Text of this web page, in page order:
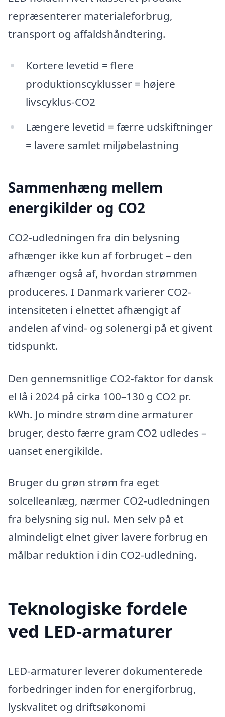
repræsenterer materialeforbrug,
transport og affaldshåndtering.
Kortere levetid = flere
produktionscyklusser = højere
livscyklus-CO2
Længere levetid = færre udskiftninger
= lavere samlet miljøbelastning
Sammenhæng mellem
energikilder og CO2
CO2-udledningen fra din belysning
afhænger ikke kun af forbruget – den
afhænger også af, hvordan strømmen
produceres. I Danmark varierer CO2-
intensiteten i elnettet afhængigt af
andelen af vind- og solenergi på et givent
tidspunkt.
Den gennemsnitlige CO2-faktor for dansk
el lå i 2024 på cirka 100–130 g CO2 pr.
kWh. Jo mindre strøm dine armaturer
bruger, desto færre gram CO2 udledes –
uanset energikilde.
Bruger du grøn strøm fra eget
solcelleanlæg, nærmer CO2-udledningen
fra belysning sig nul. Men selv på et
almindeligt elnet giver lavere forbrug en
målbar reduktion i din CO2-udledning.
Teknologiske fordele
ved LED-armaturer
LED-armaturer leverer dokumenterede
forbedringer inden for energiforbrug,
lyskvalitet og driftsøkonomi